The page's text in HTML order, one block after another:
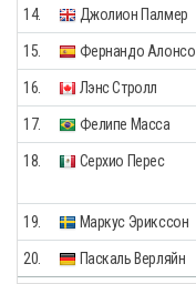
14. Джолион Палмер
15. Фернандо Алонсо
16. Лэнс Стролл
17. Фелипе Масса
18. Серхио Перес
19. Маркус Эрикссон
20. Паскаль Верляйн